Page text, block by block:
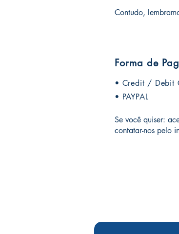
Contudo,
Se você quiser:
contatar-nos pelo
Forma de
• Credit / Debit
• PAYPAL